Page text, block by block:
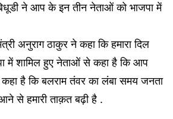
बिधूडी ने आप के इन तीन नेताओं को भाजपा में
अनुराग ठाकुर ने कहा कि हमारा दिल
में शामिल हुए नेताओं से कहा है कि आप
कहा है कि बलराम तंवर का लंबा समय जनता
से हमारी ताक़त बढ़ी है .